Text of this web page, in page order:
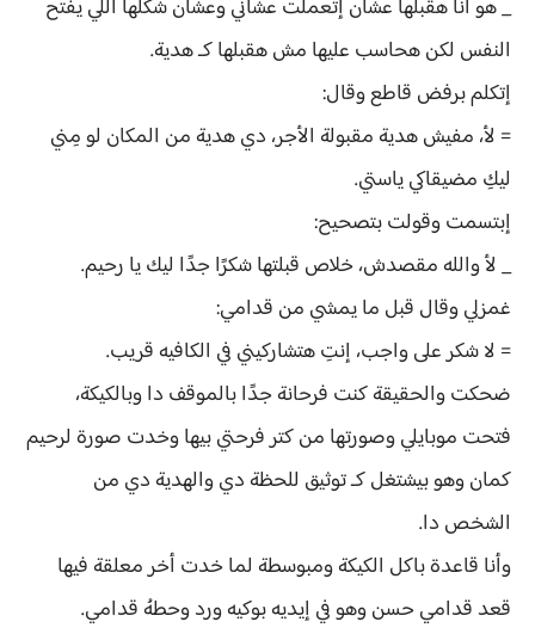
_ هو أنا هقبلها عشان إتعملت عشاني وعشان شكلها اللي يفتح
النفس لكن هحاسب عليها مش هقبلها كـ هدية.
إتكلم برفض قاطع وقال:
= لأ، مفيش هدية مقبولة الأجر، دي هدية من المكان لو مِني
ليكِ مضيقاكي ياستي.
إبتسمت وقولت بتصحيح:
_ لأ والله مقصدش، خلاص قبلتها شكرًا جدًا ليك يا رحيم.
غمزلي وقال قبل ما يمشي من قدامي:
= لا شكر على واجب، إنتِ هتشاركيني في الكافيه قريب.
ضحكت والحقيقة كنت فرحانة جدًا بالموقف دا وبالكيكة،
فتحت موبايلي وصورتها من كتر فرحتي بيها وخدت صورة لرحيم
كمان وهو بيشتغل كـ توثيق للحظة دي والهدية دي من
الشخص دا.
وأنا قاعدة باكل الكيكة ومبوسطة لما خدت أخر معلقة فيها
قعد قدامي حسن وهو في إيديه بوكيه ورد وحطهُ قدامي.